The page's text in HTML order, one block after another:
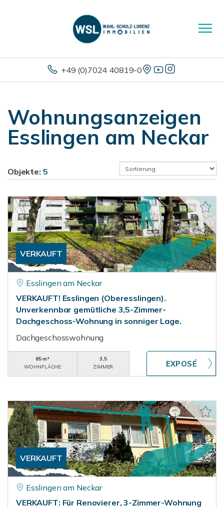
+49 (0)7024 40819-0
Wohnungsanzeigen
Esslingen am Neckar
Objekte: 5
VERKAUFT
Esslingen am Neckar
VERKAUFT! Esslingen (Oberesslingen).
Unverkennbar gemütliche 3,5-Zimmer-
Dachgeschoss-Wohnung in sonniger Lage.
Dachgeschosswohnung
85 m²
WOHNFLÄCHE
3,5
ZIMMER
VERKAUFT
Esslingen am Neckar
VERKAUFT: Für Renovierer, 3-Zimmer-Wohnung